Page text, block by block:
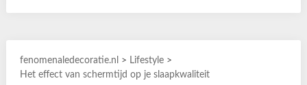
fenomenaledecoratie.nl > Lifestyle>
Het effect van schermtijd op je slaapkwaliteit